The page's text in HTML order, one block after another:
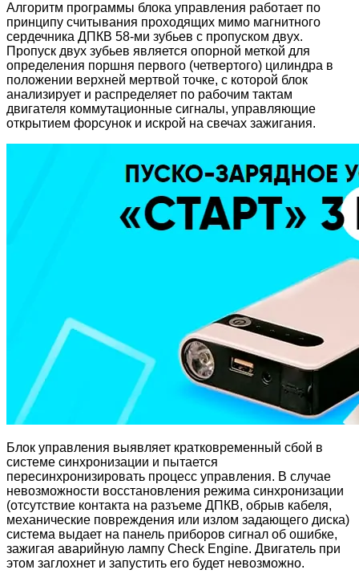
Алгоритм программы блока управления работает по
принципу считывания проходящих мимо магнитного
сердечника ДПКВ 58-ми зубьев с пропуском двух.
Пропуск двух зубьев является опорной меткой для
определения поршня первого (четвертого) цилиндра в
положении верхней мертвой точке, с которой блок
анализирует и распределяет по рабочим тактам
двигателя коммутационные сигналы, управляющие
открытием форсунок и искрой на свечах зажигания.
Блок управления выявляет кратковременный сбой в
системе синхронизации и пытается
пересинхронизировать процесс управления. В случае
невозможности восстановления режима синхронизации
(отсутствие контакта на разъеме ДПКВ, обрыв кабеля,
механические повреждения или излом задающего диска)
система выдает на панель приборов сигнал об ошибке,
зажигая аварийную лампу Check Engine. Двигатель при
этом заглохнет и запустить его будет невозможно.